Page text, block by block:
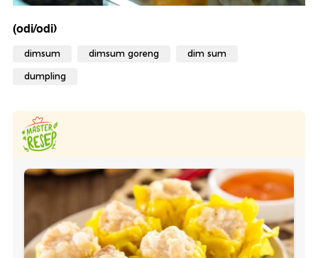
(odi/odi)
dimsum dimsum goreng dim sum
dumpling